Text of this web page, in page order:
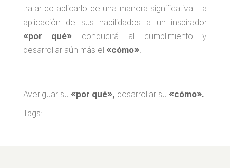
tratar de aplicarlo de una manera significativa. La
aplicación de sus habilidades a un inspirador
«por qué» conducirá al cumplimiento y
desarrollar aún más el «cómo».
Averiguar su «por qué», desarrollar su «cómo».
Tags: